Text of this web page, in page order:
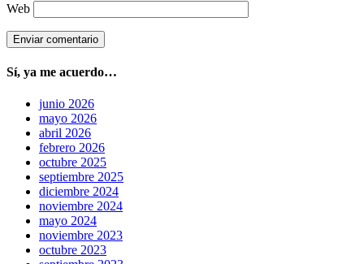
Web
Sí, ya me acuerdo…
junio 2026
mayo 2026
abril 2026
febrero 2026
octubre 2025
septiembre 2025
diciembre 2024
noviembre 2024
mayo 2024
noviembre 2023
octubre 2023